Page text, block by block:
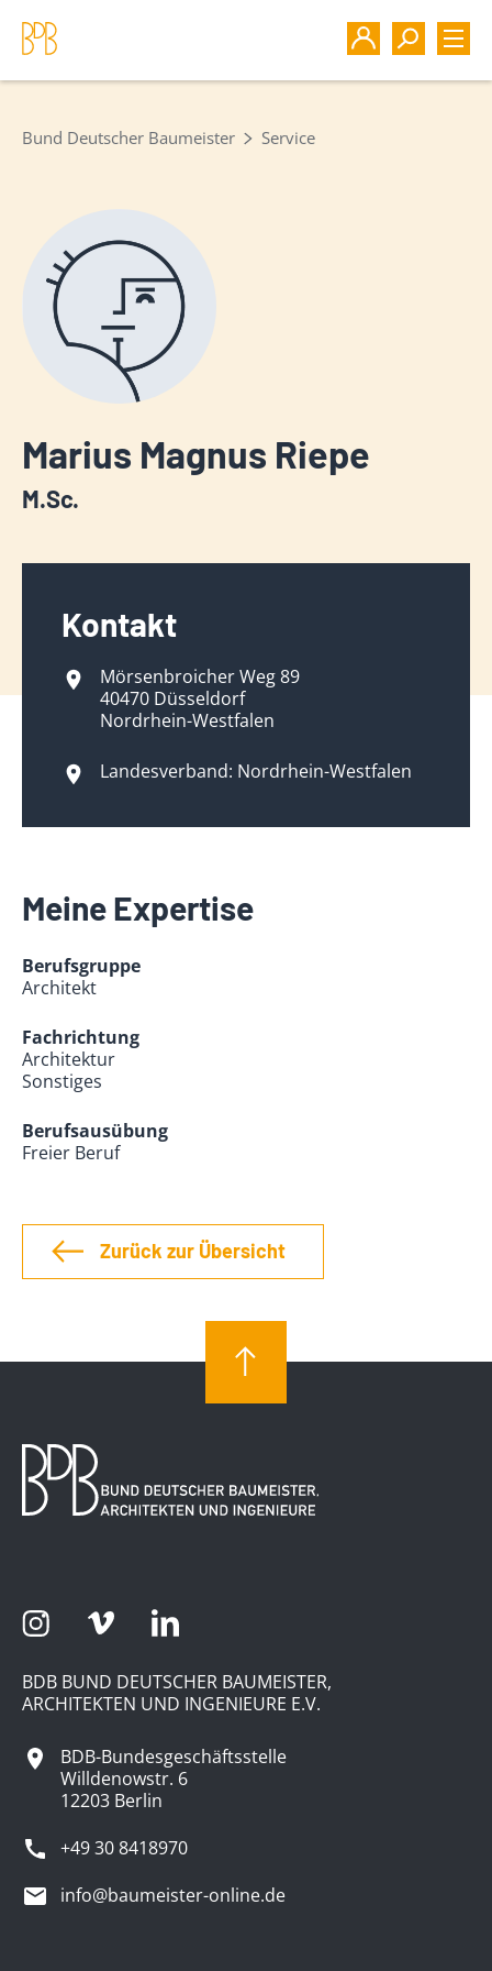
Bund Deutscher Baumeister Service
Marius Magnus Riepe
M.Sc.
Kontakt
Mörsenbroicher Weg 89
40470 Düsseldorf
Nordrhein-Westfalen
Landesverband: Nordrhein-Westfalen
Meine Expertise
Berufsgruppe
Architekt
Fachrichtung
Architektur
Sonstiges
Berufsausübung
Freier Beruf
Zurück zur Übersicht
BDB BUND DEUTSCHER BAUMEISTER,
ARCHITEKTEN UND INGENIEURE E.V.
BDB-Bundesgeschäftsstelle
Willdenowstr. 6
12203 Berlin
+49 30 8418970
info@baumeister-online.de